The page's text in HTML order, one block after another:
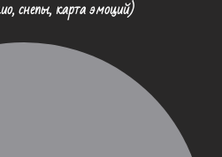
снепы, карта эмоций)